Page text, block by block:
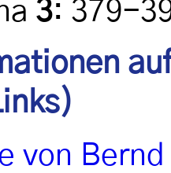
3: 379-
von